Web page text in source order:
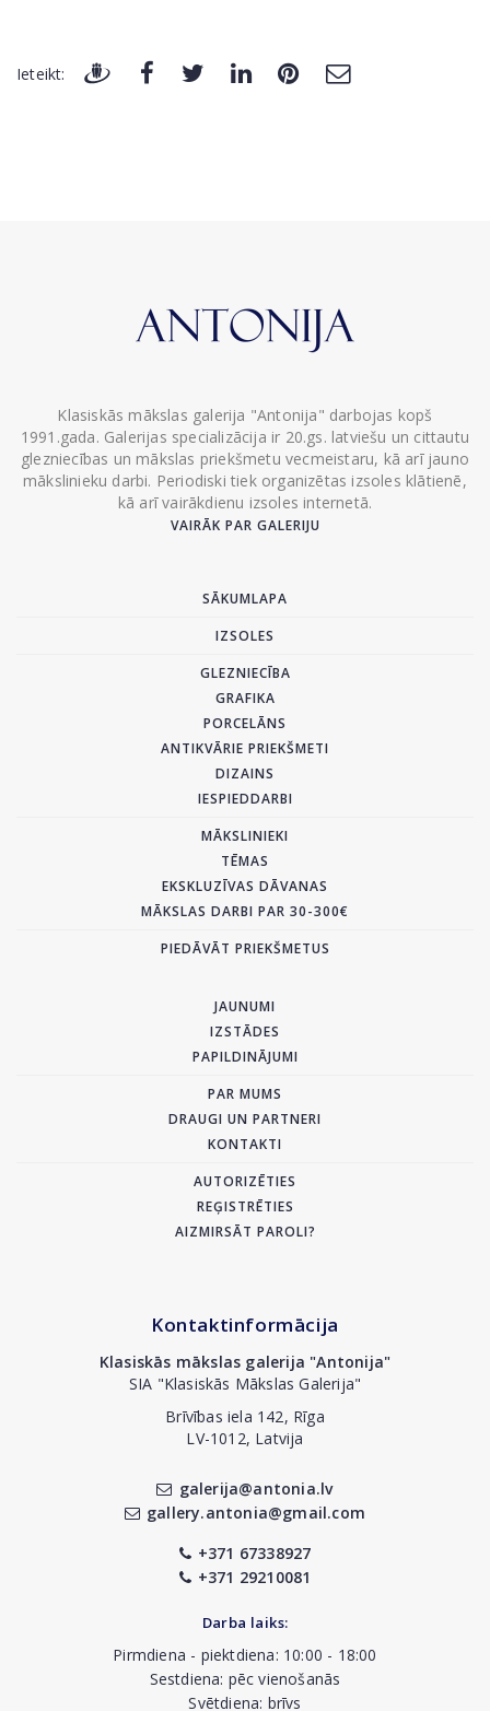
Ieteikt:
Klasiskās mākslas galerija "Antonija" darbojas kopš
1991.gada. Galerijas specializācija ir 20.gs. latviešu un cittautu
glezniecības un mākslas priekšmetu vecmeistaru, kā arī jauno
mākslinieku darbi. Periodiski tiek organizētas izsoles klātienē,
kā arī vairākdienu izsoles internetā.
VAIRĀK PAR GALERIJU
SĀKUMLAPA
IZSOLES
GLEZNIECĪBA
GRAFIKA
PORCELĀNS
ANTIKVĀRIE PRIEKŠMETI
DIZAINS
IESPIEDDARBI
MĀKSLINIEKI
TĒMAS
EKSKLUZĪVAS DĀVANAS
MĀKSLAS DARBI PAR 30-300€
PIEDĀVĀT PRIEKŠMETUS
JAUNUMI
IZSTĀDES
PAPILDINĀJUMI
PAR MUMS
DRAUGI UN PARTNERI
KONTAKTI
AUTORIZĒTIES
REĢISTRĒTIES
AIZMIRSĀT PAROLI?
Kontaktinformācija
Klasiskās mākslas galerija "Antonija"
SIA "Klasiskās Mākslas Galerija"
Brīvības iela 142, Rīga
LV-1012, Latvija
galerija@antonia.lv
gallery.antonia@gmail.com
+371 67338927
+371 29210081
Darba laiks:
Pirmdiena - piektdiena: 10:00 - 18:00
Sestdiena: pēc vienošanās
Svētdiena: brīvs